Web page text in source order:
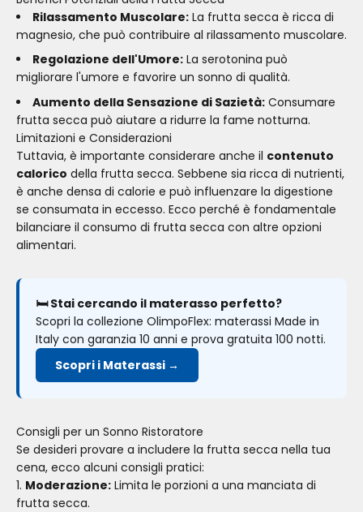
Rilassamento Muscolare: La frutta secca è ricca di
magnesio, che può contribuire al rilassamento muscolare.
Regolazione dell'Umore: La serotonina può
migliorare l'umore e favorire un sonno di qualità.
Aumento della Sensazione di Sazietà: Consumare
frutta secca può aiutare a ridurre la fame notturna.
Limitazioni e Considerazioni
Tuttavia, è importante considerare anche il contenuto
calorico della frutta secca. Sebbene sia ricca di nutrienti,
è anche densa di calorie e può influenzare la digestione
se consumata in eccesso. Ecco perché è fondamentale
bilanciare il consumo di frutta secca con altre opzioni
alimentari.
🛏️ Stai cercando il materasso perfetto?
Scopri la collezione OlimpoFlex: materassi Made in
Italy con garanzia 10 anni e prova gratuita 100 notti.
Scopri i Materassi →
Consigli per un Sonno Ristoratore
Se desideri provare a includere la frutta secca nella tua
cena, ecco alcuni consigli pratici:
Moderazione: Limita le porzioni a una manciata di
frutta secca.